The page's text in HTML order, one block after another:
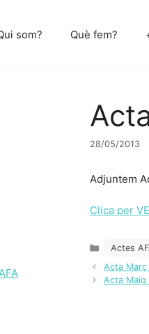
som? Què fem?
28/05/2013
Adjuntem
Clica per
Categories
Actes
Acta Març
Acta Maig